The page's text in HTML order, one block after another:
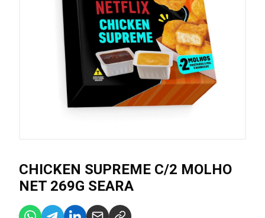
CHICKEN SUPREME C/2 MOLHO
NET 269G SEARA